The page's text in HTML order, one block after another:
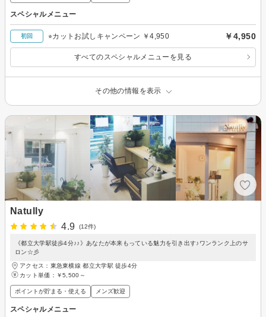
スペシャルメニュー
初回 ⭐︎カットお試しキャンペーン ￥4,950 ￥4,950
すべてのスペシャルメニューを見る
その他の情報を表示
Natully
4.9
(12件)
《都立大学駅徒歩4分♪♪》あなたが本来もっている魅力を引き出す♪ワンランク上のサ
ロン☆彡
アクセス：東急東横線 都立大学駅 徒歩4分
カット単価： ￥5,500～
ポイントが貯まる・使える メンズ歓迎
スペシャルメニュー